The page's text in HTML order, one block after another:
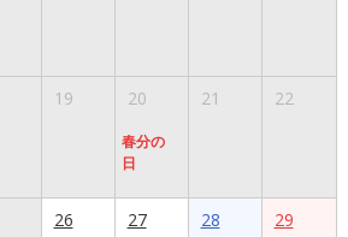
19 20
春分の
日
21 22
26 27 28 29